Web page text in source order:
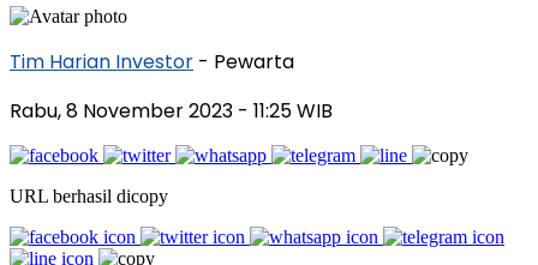
Tim Harian Investor - Pewarta
Rabu, 8 November 2023 - 11:25 WIB
URL berhasil dicopy